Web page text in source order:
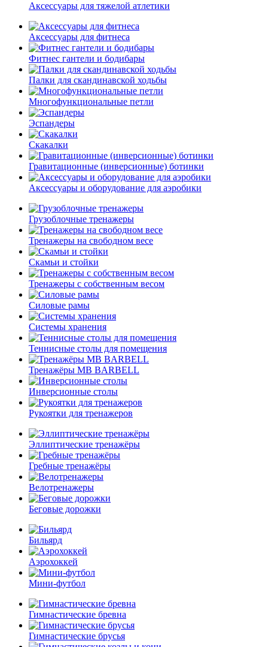
Аксессуары для тяжелой атлетики
Аксессуары для фитнеса
Фитнес гантели и бодибары
Палки для скандинавской ходьбы
Многофункциональные петли
Эспандеры
Скакалки
Гравитационные (инверсионные) ботинки
Аксессуары и оборудование для аэробики
Грузоблочные тренажеры
Тренажеры на свободном весе
Скамьи и стойки
Тренажеры с собственным весом
Силовые рамы
Системы хранения
Теннисные столы для помещения
Тренажёры MB BARBELL
Инверсионные столы
Рукоятки для тренажеров
Эллиптические тренажёры
Гребные тренажёры
Велотренажеры
Беговые дорожки
Бильярд
Аэрохоккей
Мини-футбол
Гимнастические бревна
Гимнастические брусья